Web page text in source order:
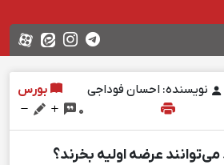
نویسنده: احسان فوداجی
بورس
0
می‌توانند عرضه اولیه بخرند؟